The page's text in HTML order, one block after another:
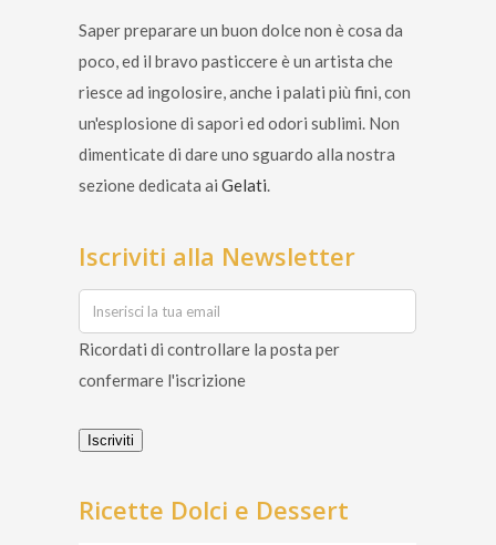
Saper preparare un buon dolce non è cosa da
poco, ed il bravo pasticcere è un artista che
riesce ad ingolosire, anche i palati più fini, con
un'esplosione di sapori ed odori sublimi. Non
dimenticate di dare uno sguardo alla nostra
sezione dedicata aiGelati.
Iscriviti alla Newsletter
Ricordati di controllare la posta per
confermare l'iscrizione
Iscriviti
Ricette Dolci e Dessert